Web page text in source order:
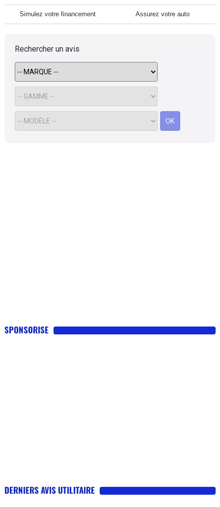
Simulez votre financement Assurez votre auto
Rechercher un avis
OK
SPONSORISE
DERNIERS AVIS UTILITAIRE